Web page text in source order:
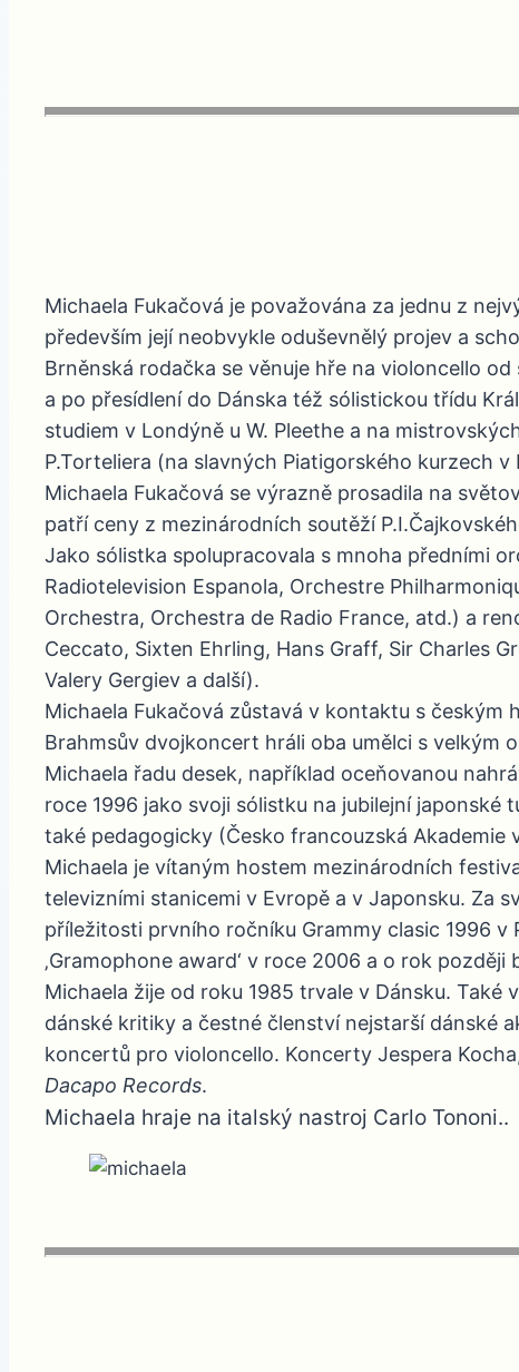
Michaela Fukačová je považována za jednu z
především její neobvykle oduševnělý projev a
Brněnská rodačka se věnuje hře na violoncello
a po přesídlení do Dánska též sólistickou třídu
studiem v Londýně u W. Pleethe a na
P.Torteliera (na slavných Piatigorského kurzech
Michaela Fukačová se výrazně prosadila na
patří ceny z mezinárodních soutěží
Jako sólistka spolupracovala s mnoha předními
Radiotelevision Espanola, Orchestre
Orchestra, Orchestra de Radio France, atd.) a
Ceccato, Sixten Ehrling, Hans Graff, Sir Charles
Valery Gergiev a další).
Michaela Fukačová zůstavá v kontaktu s
Brahmsův dvojkoncert hráli oba umělci s velkým
Michaela řadu desek, například oceňovanou
roce 1996 jako svoji sólistku na jubilejní
také pedagogicky (Česko francouzská Akademie
Michaela je vítaným hostem mezinárodních
televizními stanicemi v Evropě a v Japonsku. Za
příležitosti prvního ročníku Grammy clasic 1996 v
‚Gramophone award‘ v roce 2006 a o rok
Michaela žije od roku 1985 trvale v Dánsku.
dánské kritiky a čestné členství nejstarší dánské
koncertů pro violoncello. Koncerty Jespera
Dacapo Records.
Michaela hraje na italský nastroj Carlo Tononi..